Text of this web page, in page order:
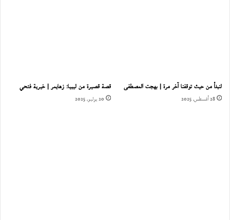
لنبدأ من حيث توقفنا آخر مرة | بهجت المصطفى
28 أغسطس، 2025
قصة قصيرة من ليبيا: زهايمر | خيرية فتحي
20 يوليو، 2025